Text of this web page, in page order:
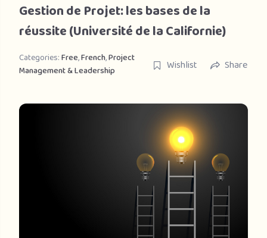
Gestion de Projet: les bases de la
réussite (Université de la Californie)
Categories:Free,French,Project
Management & Leadership
Wishlist Share